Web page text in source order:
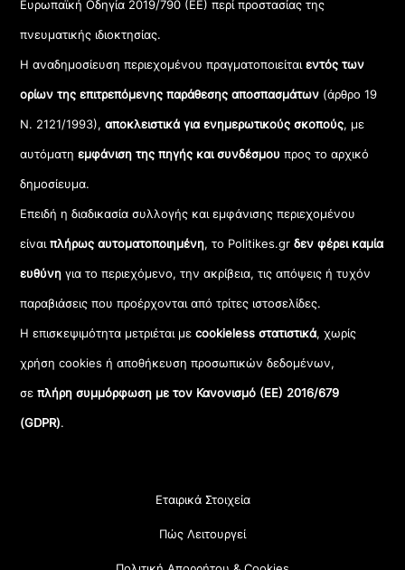
Ευρωπαϊκή Οδηγία 2019/790 (ΕΕ) περί προστασίας της
πνευματικής ιδιοκτησίας.
Η αναδημοσίευση περιεχομένου πραγματοποιείταιεντός των
ορίων της επιτρεπόμενης παράθεσης αποσπασμάτων (άρθρο 19
Ν. 2121/1993), αποκλειστικά για ενημερωτικούς σκοπούς, με
αυτόματηεμφάνιση της πηγής και συνδέσμου προς το αρχικό
δημοσίευμα.
Επειδή η διαδικασία συλλογής και εμφάνισης περιεχομένου
είναιπλήρως αυτοματοποιημένη, το Politikes.grδεν φέρει καμία
ευθύνη για το περιεχόμενο, την ακρίβεια, τις απόψεις ή τυχόν
παραβιάσεις που προέρχονται από τρίτες ιστοσελίδες.
Η επισκεψιμότητα μετριέται μεcookieless στατιστικά, χωρίς
χρήση cookies ή αποθήκευση προσωπικών δεδομένων,
σεπλήρη συμμόρφωση με τον Κανονισμό (ΕΕ) 2016/679
(GDPR).
Εταιρικά Στοιχεία
Πώς Λειτουργεί